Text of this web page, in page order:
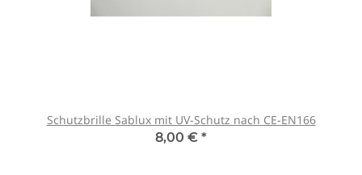
Schutzbrille Sablux mit UV-Schutz nach CE-EN166
8,00 € *